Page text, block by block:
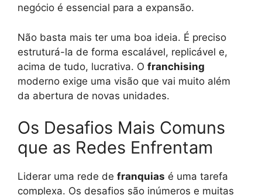
negócio é essencial para a expansão.
Não basta mais ter uma boa ideia. É preciso
estruturá-la de forma escalável, replicável e,
acima de tudo, lucrativa. O franchising
moderno exige uma visão que vai muito além
da abertura de novas unidades.
Os Desafios Mais Comuns
que as Redes Enfrentam
Liderar uma rede de franquias é uma tarefa
complexa. Os desafios são inúmeros e muitas